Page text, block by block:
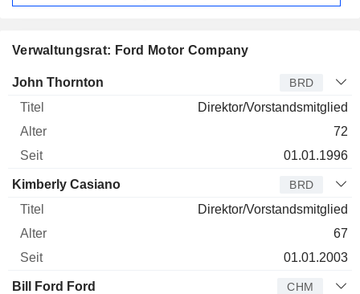
Verwaltungsrat: Ford Motor Company
Verwaltungsratsmitglied
John Thornton BRD
Direktor/Vorstandsmitglied
72
01.01.1996
Kimberly Casiano BRD
Direktor/Vorstandsmitglied
67
01.01.2003
Bill Ford Ford CHM